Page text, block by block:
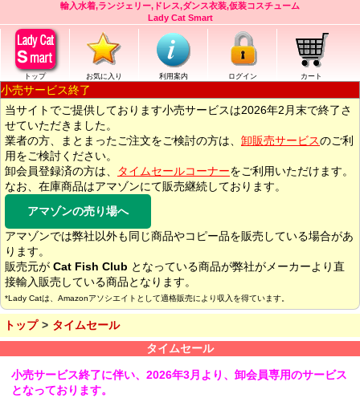
輸入水着,ランジェリー,ドレス,ダンス衣装,仮装コスチューム
Lady Cat Smart
トップ お気に入り 利用案内 ログイン カート
小売サービス終了
当サイトでご提供しております小売サービスは2026年2月末で終了さ
せていただきました。
業者の方、まとまったご注文をご検討の方は、 卸販売サービスのご利
用をご検討ください。
卸会員登録済の方は、
タイムセールコーナーをご利用いただけます。
なお、在庫商品はアマゾンにて販売継続しております。
アマゾンの売り場へ
アマゾンでは弊社以外も同じ商品やコピー品を販売している場合があ
ります。
販売元が Cat Fish Club となっている商品が弊社がメーカーより直
接輸入販売している商品となります。
*Lady Catは、Amazonアソシエイトとして適格販売により収入を得ています。
トップ
タイムセール
タイムセール
小売サービス終了に伴い、2026年3月より、卸会員専用のサービス
となっております。